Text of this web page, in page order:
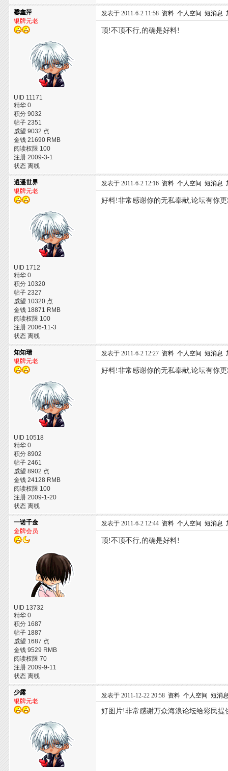
馨鑫萍
银牌元老
UID 11171
精华 0
积分 9032
帖子 2351
威望 9032 点
金钱 21690 RMB
阅读权限 100
注册 2009-3-1
状态 离线
发表于 2011-6-2 11:58 资料 个人空间 短消息
顶!不顶不行,的确是好料!
逍遥世界
银牌元老
UID 1712
精华 0
积分 10320
帖子 2327
威望 10320 点
金钱 18871 RMB
阅读权限 100
注册 2006-11-3
状态 离线
发表于 2011-6-2 12:16 资料 个人空间 短消息
好料!非常感谢你的无私奉献,论坛有你
知知瑞
银牌元老
UID 10518
精华 0
积分 8902
帖子 2461
威望 8902 点
金钱 24128 RMB
阅读权限 100
注册 2009-1-20
状态 离线
发表于 2011-6-2 12:27 资料 个人空间 短消息
好料!非常感谢你的无私奉献,论坛有你
一诺千金
金牌会员
UID 13732
精华 0
积分 1687
帖子 1887
威望 1687 点
金钱 9529 RMB
阅读权限 70
注册 2009-9-11
状态 离线
发表于 2011-6-2 12:44 资料 个人空间 短消息
顶!不顶不行,的确是好料!
少露
银牌元老
发表于 2011-12-22 20:58 资料 个人空间 短消
好图片!非常感谢万众海浪论坛给彩民提